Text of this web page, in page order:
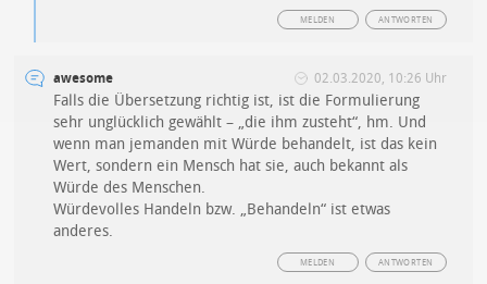
ANTWORTEN
MELDEN
awesome 02.03.2020, 10:26 Uhr
Falls die Übersetzung richtig ist, ist die Formulierung
sehr unglücklich gewählt – „die ihm zusteht“, hm. Und
wenn man jemanden mit Würde behandelt, ist das kein
Wert, sondern ein Mensch hat sie, auch bekannt als
Würde des Menschen.
Würdevolles Handeln bzw. „Behandeln“ ist etwas
anderes.
ANTWORTEN
MELDEN